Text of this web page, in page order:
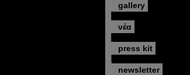
gallery
νέα
press kit
newsletter